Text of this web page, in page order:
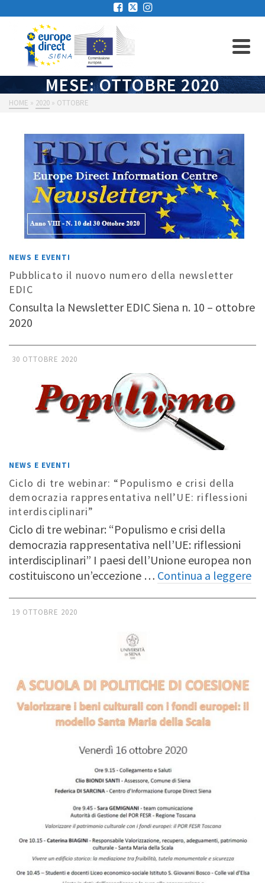
MESE: OTTOBRE 2020
HOME » 2020 » OTTOBRE
NEWS E EVENTI
Pubblicato il nuovo numero della newsletter
EDIC
Consulta la Newsletter EDIC Siena n. 10 – ottobre
2020
30 OTTOBRE 2020
NEWS E EVENTI
Ciclo di tre webinar: “Populismo e crisi della
democrazia rappresentativa nell’UE: riflessioni
interdisciplinari”
Ciclo di tre webinar: “Populismo e crisi della
democrazia rappresentativa nell’UE: riflessioni
interdisciplinari” I paesi dell’Unione europea non
costituiscono un’eccezione … Continua a leggere
19 OTTOBRE 2020